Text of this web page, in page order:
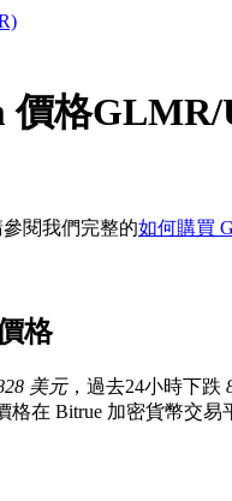
價格GLMR/
閱我們完整的如何購買
格
美元，過去24小時下跌
在 Bitrue 加密貨幣交